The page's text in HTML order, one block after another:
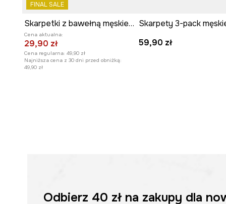
FINAL SALE
Skarpetki z bawełną męskie z motywem zwierzęcym (2-pack) kolor multicolor
Cena aktualna:
29,90 zł
Cena regularna: 49,90 zł
Najniższa cena z 30 dni przed obniżką:
49,90 zł
59,90 zł
Odbierz 40 złna zakupy dla